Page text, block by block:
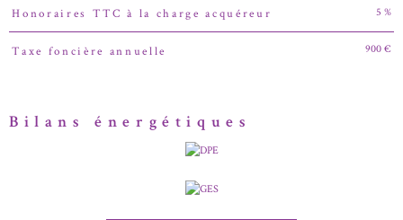
Honoraires TTC à la charge acquéreur 5 %
Taxe foncière annuelle 900 €
Bilans énergétiques